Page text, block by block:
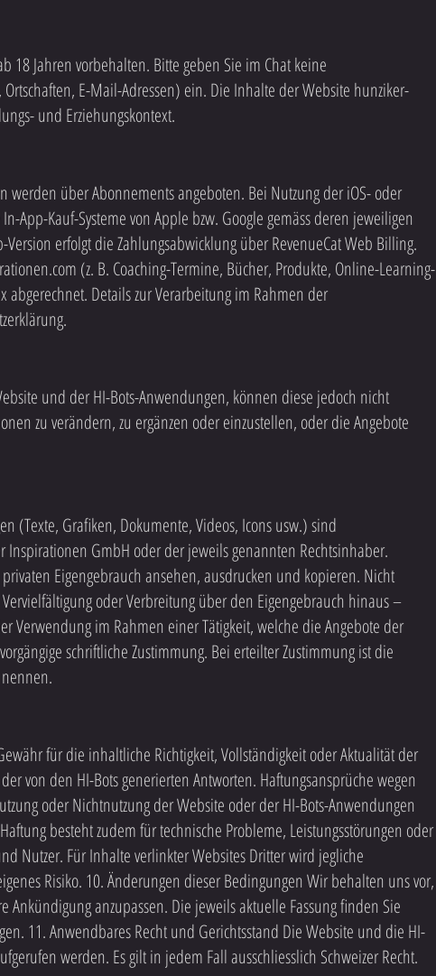
18 Jahren vorbehalten. Bitte geben Sie im Chat keine
E-Mail-Adressen) ein. Die Inhalte der Website hunziker-
und Erziehungskontext.
werden über Abonnements angeboten. Bei Nutzung der iOS- oder
App-Kauf-Systeme von Apple bzw. Google gemäss deren jeweiligen
erfolgt die Zahlungsabwicklung über RevenueCat Web Billing.
(z. B. Coaching-Termine, Bücher, Produkte, Online-Learning-
Details zur Verarbeitung im Rahmen der
und der HI-Bots-Anwendungen, können diese jedoch nicht
zu verändern, zu ergänzen oder einzustellen, oder die Angebote
(Texte, Grafiken, Dokumente, Videos, Icons usw.) sind
GmbH oder der jeweils genannten Rechtsinhaber.
Eigengebrauch ansehen, ausdrucken und kopieren. Nicht
oder Verbreitung über den Eigengebrauch hinaus –
Verwendung im Rahmen einer Tätigkeit, welche die Angebote der
schriftliche Zustimmung. Bei erteilter Zustimmung ist die
für die inhaltliche Richtigkeit, Vollständigkeit oder Aktualität der
von den HI-Bots generierten Antworten. Haftungsansprüche wegen
oder Nichtnutzung der Website oder der HI-Bots-Anwendungen
besteht zudem für technische Probleme, Leistungsstörungen oder
Nutzer. Für Inhalte verlinkter Websites Dritter wird jegliche
Risiko. 10. Änderungen dieser Bedingungen Wir behalten uns vor,
anzupassen. Die jeweils aktuelle Fassung finden Sie
11. Anwendbares Recht und Gerichtsstand Die Website und die HI-
werden. Es gilt in jedem Fall ausschliesslich Schweizer Recht.